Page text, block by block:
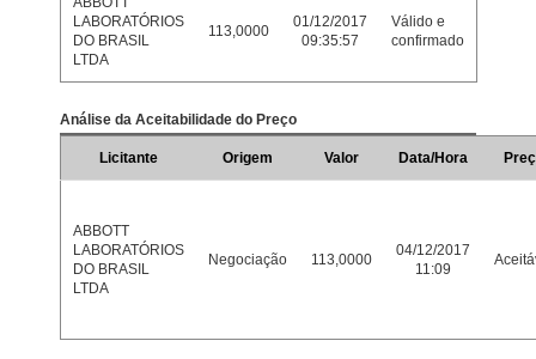
LABORATÓRIOS
DO BRASIL
LTDA
113,0000
01/12/2017
09:35:57
Válido e
confirmado
Análise da Aceitabilidade do Preço
Licitante Origem Valor Data/Hora
ABBOTT
LABORATÓRIOS
DO BRASIL
LTDA
Negociação 113,0000
04/12/2017
11:09